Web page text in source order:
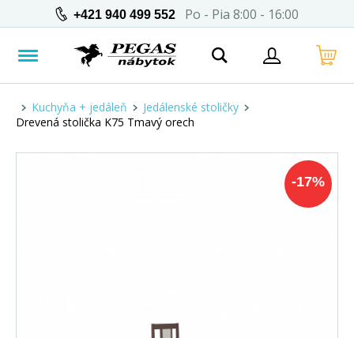
+421 940 499 552 Po - Pia 8:00 - 16:00
Kuchyňa + jedáleň
Jedálenské stoličky
Drevená stolička K75 Tmavý orech
-17%